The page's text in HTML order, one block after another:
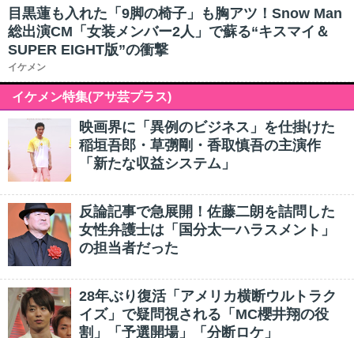
目黒蓮も入れた「9脚の椅子」も胸アツ！Snow Man
総出演CM「女装メンバー2人」で蘇る“キスマイ＆
SUPER EIGHT版”の衝撃
イケメン
イケメン特集(アサ芸プラス)
映画界に「異例のビジネス」を仕掛けた
稲垣吾郎・草彅剛・香取慎吾の主演作
「新たな収益システム」
反論記事で急展開！佐藤二朗を詰問した
女性弁護士は「国分太一ハラスメント」
の担当者だった
28年ぶり復活「アメリカ横断ウルトラク
イズ」で疑問視される「MC櫻井翔の役
割」「予選開場」「分断ロケ」